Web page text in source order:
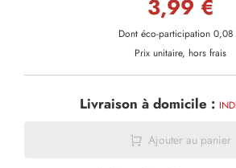
3,99 €
Dont éco-participation
Prix unitaire, hors frais
Livraison à domicile :
Ajouter au panier